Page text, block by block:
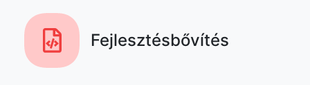
Fejlesztésbővítés